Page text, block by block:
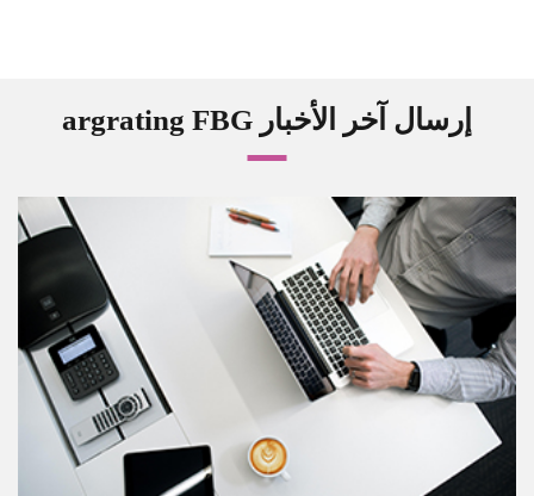
argrating FBG إرسال آخر الأخبار